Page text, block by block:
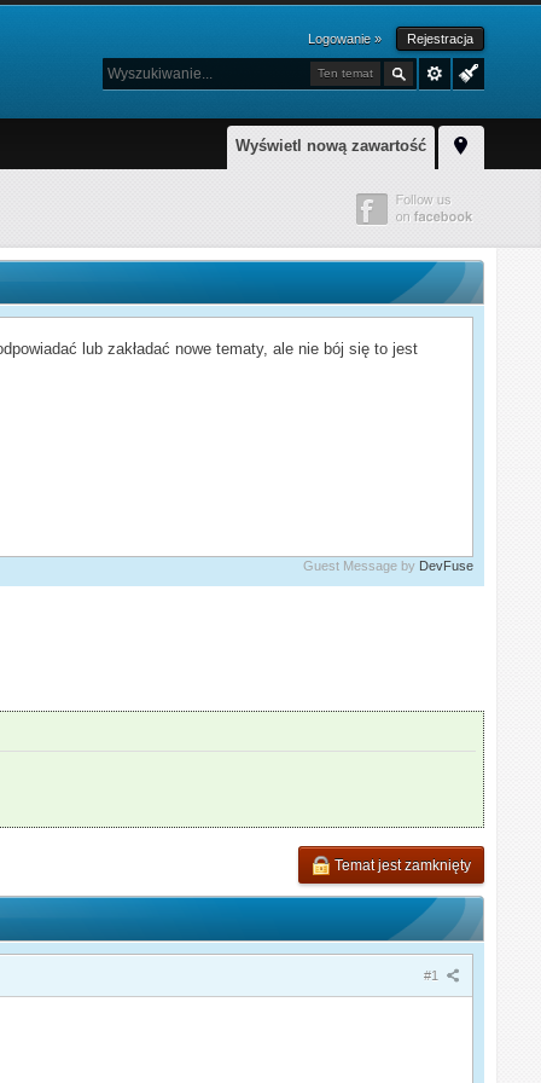
Logowanie » Rejestracja
Ten temat
Wyświetl nową zawartość
lub zakładać nowe tematy, ale nie bój się to jest
Guest Message by DevFuse
Temat jest zamknięty
#1